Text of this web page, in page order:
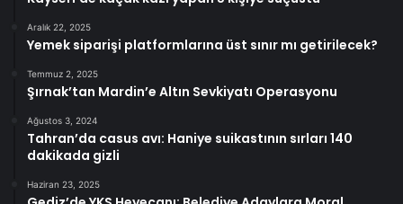
Aralık 22, 2025
Yemek siparişi platformlarına üst sınır mı getirilecek?
Temmuz 2, 2025
Şırnak’tan Mardin’e Altın Sevkiyatı Operasyonu
Ağustos 3, 2024
Tahran’da casus avı: Haniye suikastının sırları 140
dakikada gizli
Haziran 23, 2025